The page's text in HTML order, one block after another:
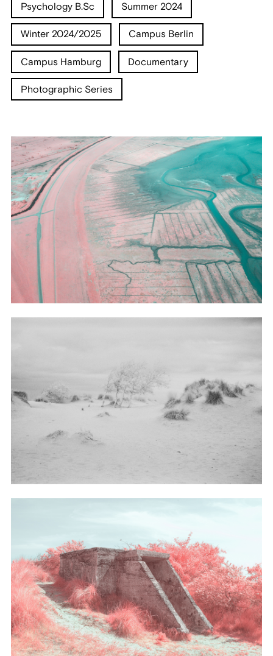
Psychology B.Sc Summer 2024
Winter 2024/2025 Campus Berlin
Campus Hamburg Documentary
Photographic Series